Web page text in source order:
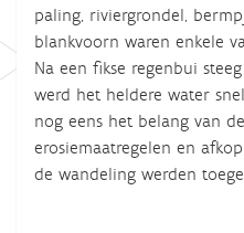
paling, riviergrondel,
blankvoorn waren enkele
Na een fikse regenbui
werd het heldere water
nog eens het belang van
erosiemaatregelen en
de wandeling werden